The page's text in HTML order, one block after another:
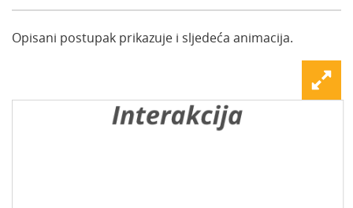
Opisani postupak prikazuje i sljedeća animacija.